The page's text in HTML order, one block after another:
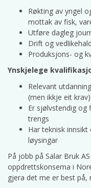
Røkting av yngel
mottak av fisk,
Utføre dagleg
Drift og
Produksjons- og
Ynskjelege
Relevant
(men ikkje eit krav)
Er sjølvstendig og
trengs
Har teknisk
løysingar
På jobb på Salar Bruk
oppdrettskonserna i
gjera det me er best på,